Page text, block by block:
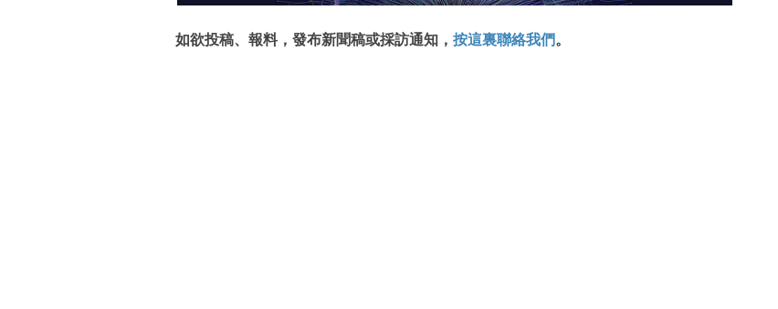
如欲投稿、報料，發布新聞稿或採訪通知， 按這裏聯絡我們。